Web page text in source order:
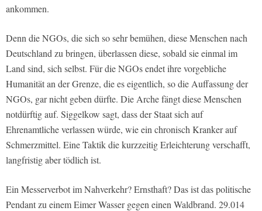
ankommen.
Denn die NGOs, die sich so sehr bemühen, diese Menschen nach
Deutschland zu bringen, überlassen diese, sobald sie einmal im
Land sind, sich selbst. Für die NGOs endet ihre vorgebliche
Humanität an der Grenze, die es eigentlich, so die Auffassung der
NGOs, gar nicht geben dürfte. Die Arche fängt diese Menschen
notdürftig auf. Siggelkow sagt, dass der Staat sich auf
Ehrenamtliche verlassen würde, wie ein chronisch Kranker auf
Schmerzmittel. Eine Taktik die kurzzeitig Erleichterung verschafft,
langfristig aber tödlich ist.
Ein Messerverbot im Nahverkehr? Ernsthaft? Das ist das politische
Pendant zu einem Eimer Wasser gegen einen Waldbrand. 29.014